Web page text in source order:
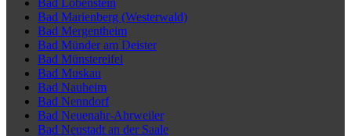
Bad Lobenstein
Bad Marienberg (Westerwald)
Bad Mergentheim
Bad Münder am Deister
Bad Münstereifel
Bad Muskau
Bad Nauheim
Bad Nenndorf
Bad Neuenahr-Ahrweiler
Bad Neustadt an der Saale